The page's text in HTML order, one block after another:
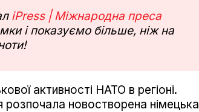
iPress | Міжнародна преса
і показуємо більше, ніж на
активності НАТО в регіоні.
розпочала новостворена німецька